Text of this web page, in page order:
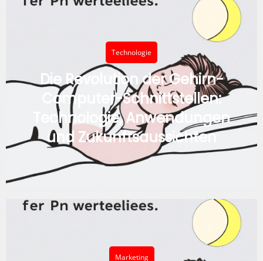
Technologie
Die Revolution der Gehirn-
Computer-Schnittstellen:
Technologie, Anwendungen
und Zukunftsaussichten
Marketing